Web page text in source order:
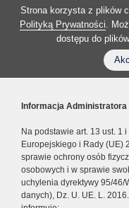
Strona korzysta z plików
Polityką Prywatności.
dostępu do
Informacja Administratora
Na podstawie art. 13 ust. 1
Europejskiego i Rady (UE)
sprawie ochrony osób
osobowych i w sprawie
uchylenia dyrektywy 95/46/
danych), Dz. U. UE. L.